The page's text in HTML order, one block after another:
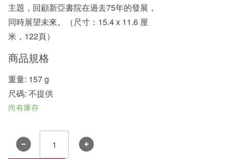
主題，回顧新亞書院在過去75年的發展，
同時展望未來。（尺寸：15.4 x 11.6 厘
米，122頁）
商品規格
重量: 157 g
尺碼: 不提供
尚有庫存
明》